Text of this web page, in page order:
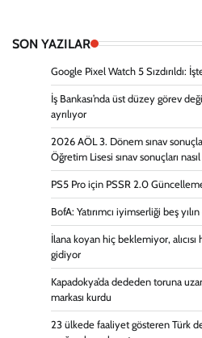
SON YAZILAR
Google Pixel Watch 5 Sızdırıldı:
İş Bankası’nda üst düzey görev
ayrılıyor
2026 AÖL 3. Dönem sınav
Öğretim Lisesi sınav sonuçları
PS5 Pro için PSSR 2.0
BofA: Yatırımcı iyimserliği beş
İlana koyan hiç beklemiyor, alıcısı
gidiyor
Kapadokya’da dededen toruna
markası kurdu
23 ülkede faaliyet gösteren Türk